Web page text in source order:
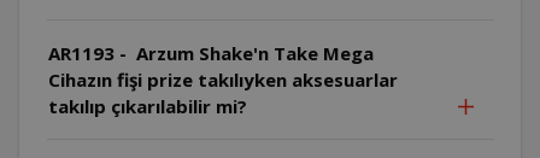
AR1193 - Arzum Shake'n Take Mega
Cihazın fişi prize takılıyken aksesuarlar
takılıp çıkarılabilir mi?